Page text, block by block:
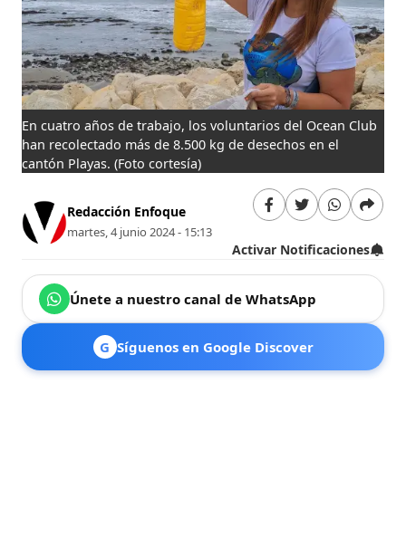
En cuatro años de trabajo, los voluntarios del Ocean Club
han recolectado más de 8.500 kg de desechos en el
cantón Playas. (Foto cortesía)
Redacción Enfoque
martes, 4 junio 2024 - 15:13
Activar Notificaciones
Únete a nuestro canal de WhatsApp
G Síguenos en Google Discover